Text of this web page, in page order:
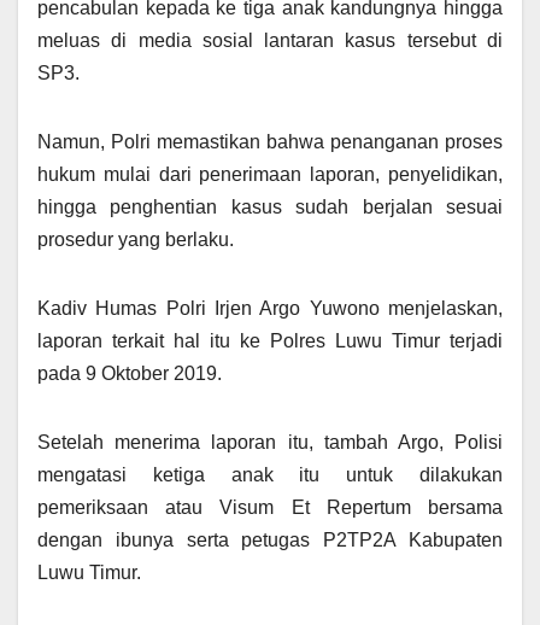
pencabulan kepada ke tiga anak kandungnya hingga
meluas di media sosial lantaran kasus tersebut di
SP3.
Namun, Polri memastikan bahwa penanganan proses
hukum mulai dari penerimaan laporan, penyelidikan,
hingga penghentian kasus sudah berjalan sesuai
prosedur yang berlaku.
Kadiv Humas Polri Irjen Argo Yuwono menjelaskan,
laporan terkait hal itu ke Polres Luwu Timur terjadi
pada 9 Oktober 2019.
Setelah menerima laporan itu, tambah Argo, Polisi
mengatasi ketiga anak itu untuk dilakukan
pemeriksaan atau Visum Et Repertum bersama
dengan ibunya serta petugas P2TP2A Kabupaten
Luwu Timur.